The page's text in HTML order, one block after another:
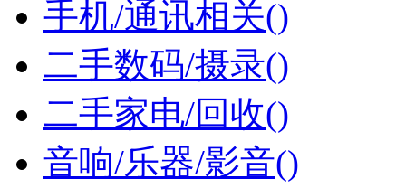
手机/通讯相关()
二手数码/摄录()
二手家电/回收()
音响/乐器/影音()